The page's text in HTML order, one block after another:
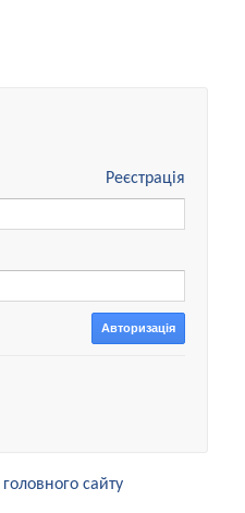
Реєстрація
Авторизація
головного сайту